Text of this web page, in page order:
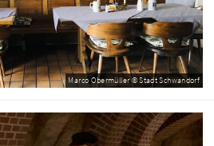
Marco Obermüller © Stadt Schwandorf